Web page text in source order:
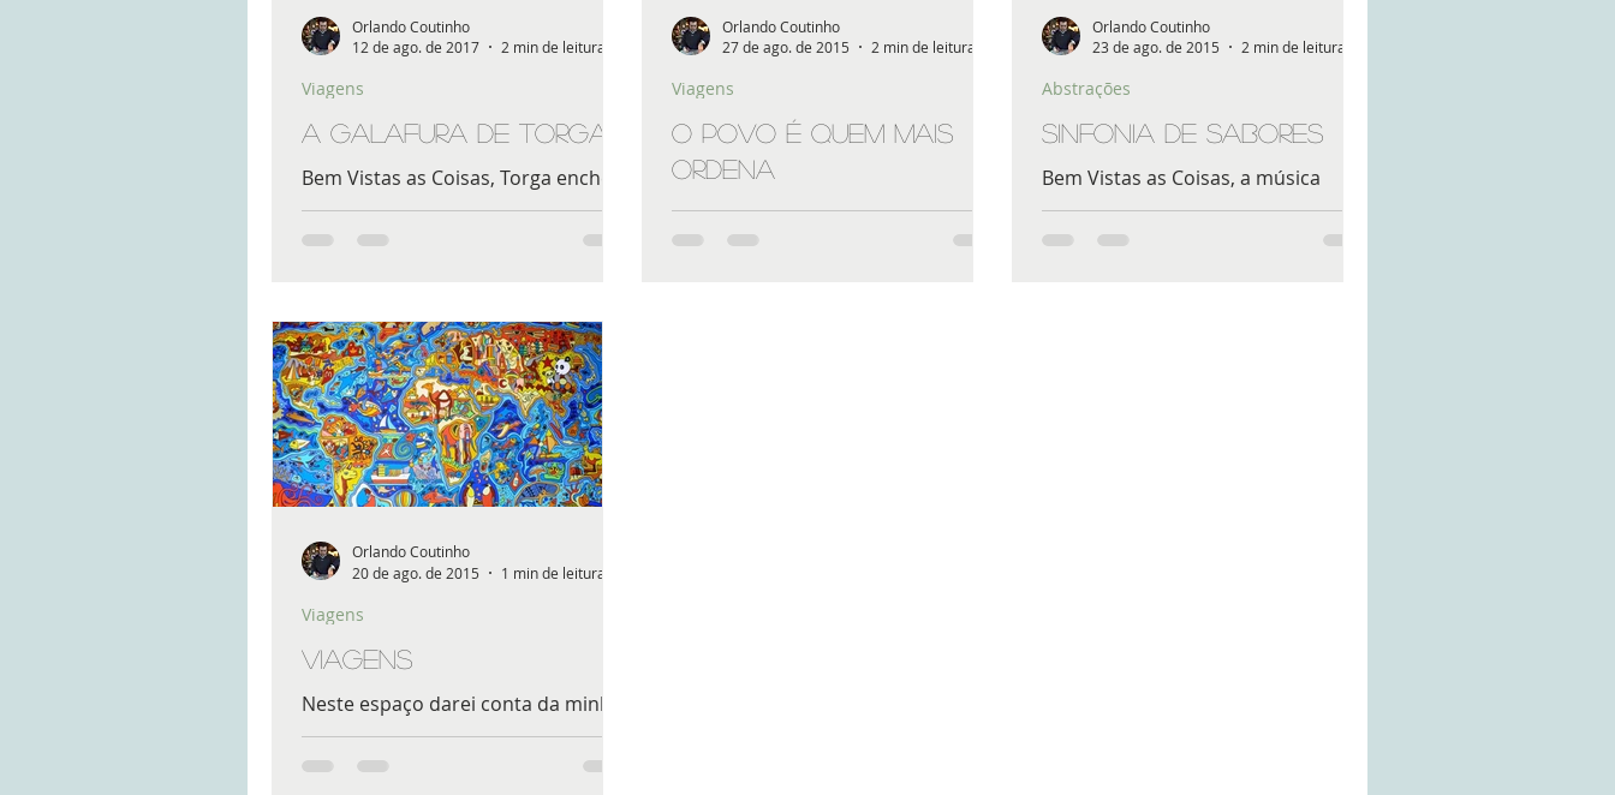
A Galafura de Torga
Bem Vistas as Coisas, Torga enche a
alma em verso ou em prosa.
Viagens
Orlando Coutinho
12 de ago. de 2017
2 min de leitura
O Povo é quem mais
ordena
Bem Vistas as Coisas Campomaior
tem um povo ímpar que dá nome
Viagens
Orlando Coutinho
27 de ago. de 2015
2 min de leitura
Sinfonia de sabores
Bem Vistas as Coisas, a música
também pode degustar-se numa
partitura de porcelana
Abstrações
Orlando Coutinho
23 de ago. de 2015
2 min de leitura
Viagens
Neste espaço darei conta da minha
visão sobre viagens , espaços e
territórios que visito e visitei.
Viagens
Orlando Coutinho
20 de ago. de 2015
1 min de leitura